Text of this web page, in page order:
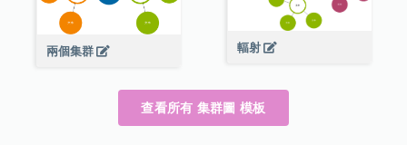
輻射
兩個集群
查看所有 集群圖 模板